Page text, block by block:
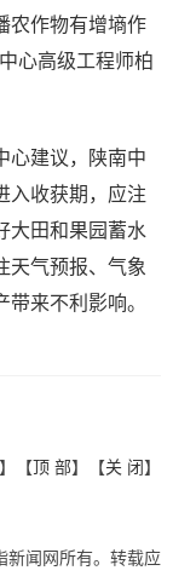
农作物有增墒作
心高级工程师柏
心建议，陕南中
入收获期，应注
大田和果园蓄水
天气预报、气象
来不利影响。
】【顶 部】【关 闭】
新闻网所有。转载应